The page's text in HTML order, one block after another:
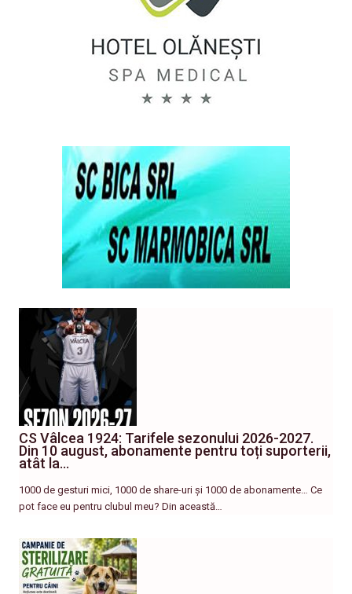
CS Vâlcea 1924: Tarifele sezonului 2026-2027.
Din 10 august, abonamente pentru toți suporterii,
atât la…
1000 de gesturi mici, 1000 de share-uri și 1000 de abonamente… Ce
pot face eu pentru clubul meu? Din această…